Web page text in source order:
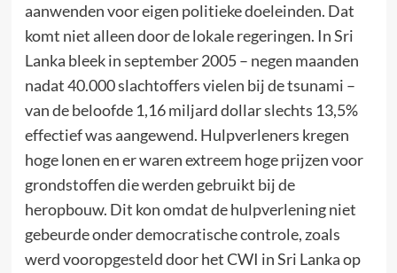
aanwenden voor eigen politieke doeleinden. Dat
komt niet alleen door de lokale regeringen. In Sri
Lanka bleek in september 2005 – negen maanden
nadat 40.000 slachtoffers vielen bij de tsunami –
van de beloofde 1,16 miljard dollar slechts 13,5%
effectief was aangewend. Hulpverleners kregen
hoge lonen en er waren extreem hoge prijzen voor
grondstoffen die werden gebruikt bij de
heropbouw. Dit kon omdat de hulpverlening niet
gebeurde onder democratische controle, zoals
werd vooropgesteld door het CWI in Sri Lanka op